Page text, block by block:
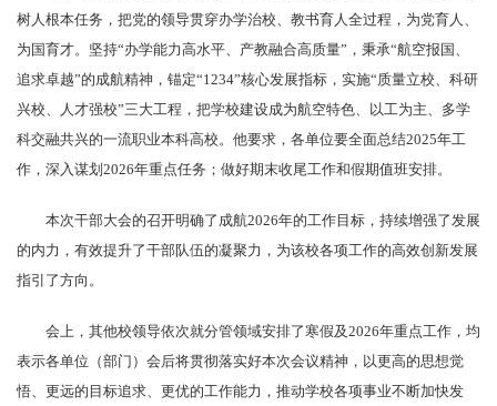
树人根本任务，把党的领导贯穿办学治校、教书育人全过程，为党育人、
为国育才。坚持“办学能力高水平、产教融合高质量”，秉承“航空报国、
追求卓越”的成航精神，锚定“1234”核心发展指标，实施“质量立校、科研
兴校、人才强校”三大工程，把学校建设成为航空特色、以工为主、多学
科交融共兴的一流职业本科高校。他要求，各单位要全面总结2025年工
作，深入谋划2026年重点任务；做好期末收尾工作和假期值班安排。
本次干部大会的召开明确了成航2026年的工作目标，持续增强了发展
的内力，有效提升了干部队伍的凝聚力，为该校各项工作的高效创新发展
指引了方向。
会上，其他校领导依次就分管领域安排了寒假及2026年重点工作，均
表示各单位（部门）会后将贯彻落实好本次会议精神，以更高的思想觉
悟、更远的目标追求、更优的工作能力，推动学校各项事业不断加快发